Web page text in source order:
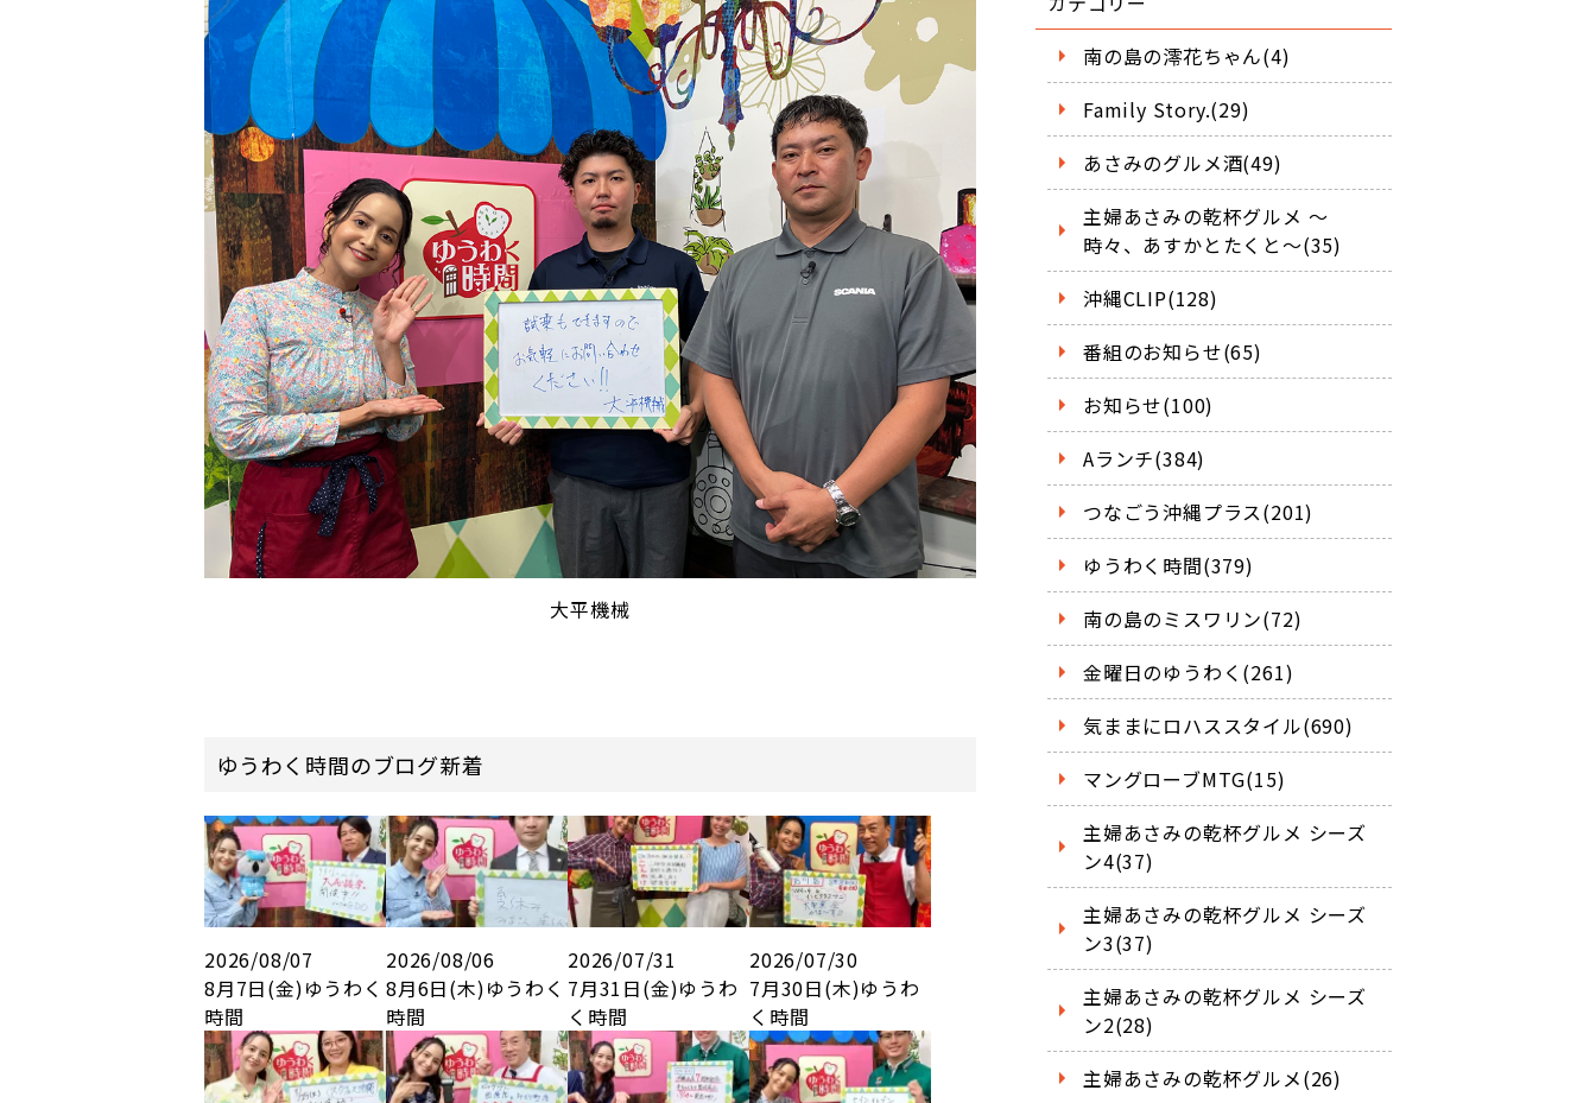
大平機械
ゆうわく時間のブログ新着
2026/08/07
8月7日(金)ゆうわく
時間
2026/08/06
8月6日(木)ゆうわく
時間
2026/07/31
7月31日(金)ゆうわ
く時間
2026/07/30
7月30日(木)ゆうわ
く時間
南の島の澪花ちゃん(4)
Family Story.(29)
あさみのグルメ酒(49)
主婦あさみの乾杯グルメ ～
時々、あすかとたくと～(35)
沖縄CLIP(128)
番組のお知らせ(65)
お知らせ(100)
Aランチ(384)
つなごう沖縄プラス(201)
ゆうわく時間(379)
南の島のミスワリン(72)
金曜日のゆうわく(261)
気ままにロハススタイル(690)
マングローブMTG(15)
主婦あさみの乾杯グルメ シーズ
ン4(37)
主婦あさみの乾杯グルメ シーズ
ン3(37)
主婦あさみの乾杯グルメ シーズ
ン2(28)
主婦あさみの乾杯グルメ(26)